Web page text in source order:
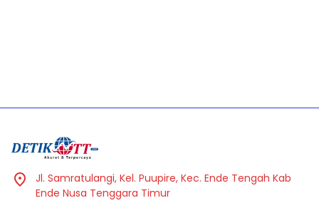
Jl. Samratulangi, Kel. Puupire, Kec. Ende Tengah Kab
Ende Nusa Tenggara Timur